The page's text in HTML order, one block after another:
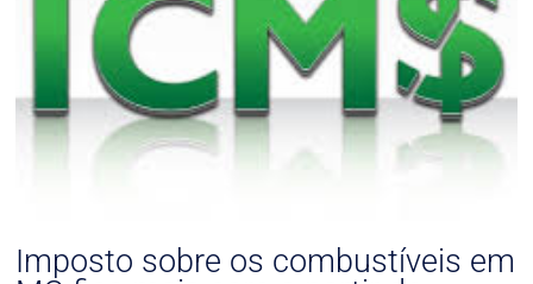
Imposto sobre os combustíveis em